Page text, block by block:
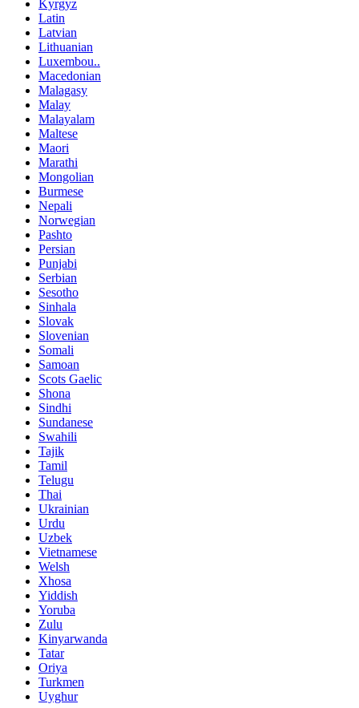
Kyrgyz
Latin
Latvian
Lithuanian
Luxembou..
Macedonian
Malagasy
Malay
Malayalam
Maltese
Maori
Marathi
Mongolian
Burmese
Nepali
Norwegian
Pashto
Persian
Punjabi
Serbian
Sesotho
Sinhala
Slovak
Slovenian
Somali
Samoan
Scots Gaelic
Shona
Sindhi
Sundanese
Swahili
Tajik
Tamil
Telugu
Thai
Ukrainian
Urdu
Uzbek
Vietnamese
Welsh
Xhosa
Yiddish
Yoruba
Zulu
Kinyarwanda
Tatar
Oriya
Turkmen
Uyghur